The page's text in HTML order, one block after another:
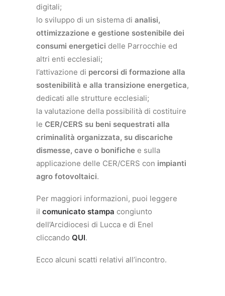
digitali;
lo sviluppo di un sistema di analisi,
ottimizzazione e gestione sostenibile dei
consumi energetici delle Parrocchie ed
altri enti ecclesiali;
l’attivazione di percorsi di formazione alla
sostenibilità e alla transizione energetica,
dedicati alle strutture ecclesiali;
la valutazione della possibilità di costituire
le CER/CERS su beni sequestrati alla
criminalità organizzata, su discariche
dismesse, cave o bonifiche e sulla
applicazione delle CER/CERS con impianti
agro fotovoltaici.
Per maggiori informazioni, puoi leggere
il comunicato stampa congiunto
dell’Arcidiocesi di Lucca e di Enel
cliccando QUI.
Ecco alcuni scatti relativi all’incontro.